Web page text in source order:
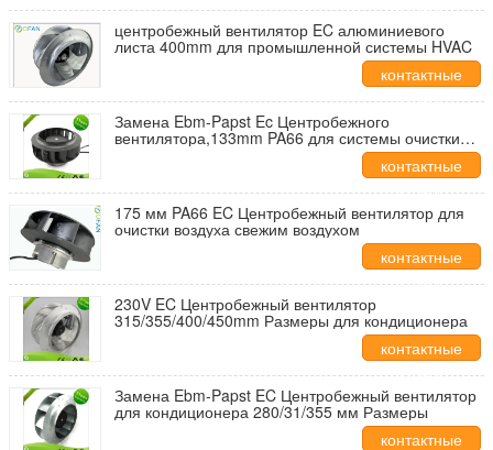
данные
центробежный вентилятор EC алюминиевого
листа 400mm для промышленной системы HVAC
контактные
данные
Замена Ebm-Papst Ec Центробежного
вентилятора,133mm PA66 для системы очистки
контактные
данные
175 мм PA66 EC Центробежный вентилятор для
очистки воздуха свежим воздухом
контактные
данные
230V EC Центробежный вентилятор
315/355/400/450mm Размеры для кондиционера
контактные
данные
Замена Ebm-Papst EC Центробежный вентилятор
для кондиционера 280/31/355 мм Размеры
контактные